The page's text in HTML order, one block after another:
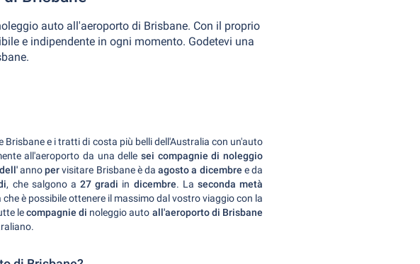
auto all'aeroporto di Brisbane. Con il proprio
e indipendente in ogni momento. Godetevi una
Brisbane e i tratti di costa più belli dell'Australia con un'auto
all'aeroporto da una dellesei compagnie di noleggio
dell'annopervisitare Brisbane è daagosto a dicembre e da
, che salgono a27 gradi in dicembre. La seconda metà
che è possibile ottenere il massimo dal vostro viaggio con la
lecompagnie di noleggio auto all'aeroporto di Brisbane